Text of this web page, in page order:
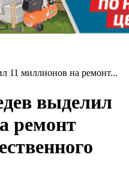
11 миллионов на ремонт...
выделил
ремонт